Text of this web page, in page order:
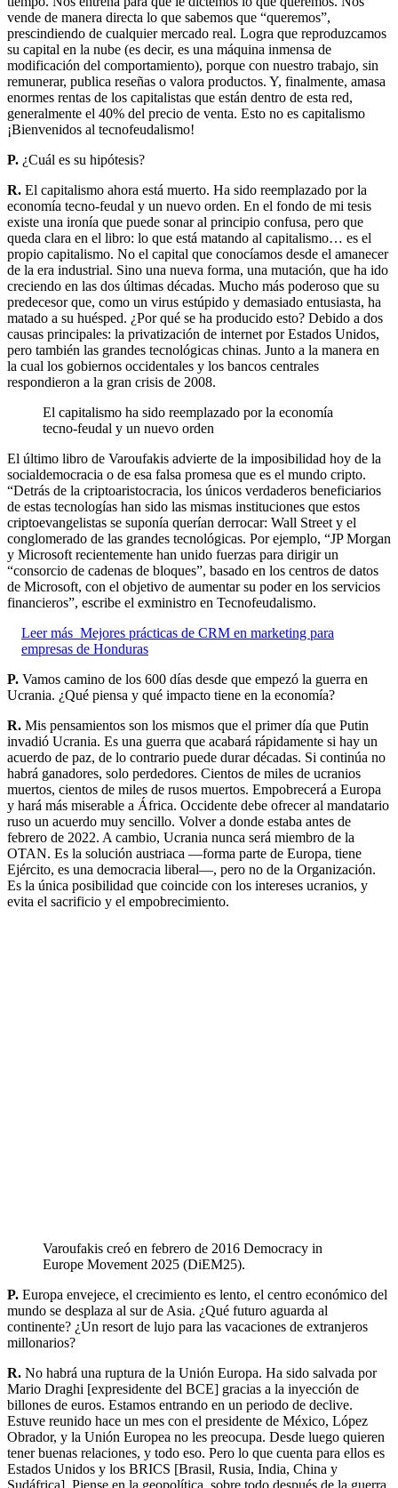
vende de manera directa lo que sabemos que “queremos”,
prescindiendo de cualquier mercado real. Logra que reproduzcamos
su capital en la nube (es decir, es una máquina inmensa de
modificación del comportamiento), porque con nuestro trabajo, sin
remunerar, publica reseñas o valora productos. Y, finalmente, amasa
enormes rentas de los capitalistas que están dentro de esta red,
generalmente el 40% del precio de venta. Esto no es capitalismo
¡Bienvenidos al tecnofeudalismo!
P. ¿Cuál es su hipótesis?
R. El capitalismo ahora está muerto. Ha sido reemplazado por la
economía tecno-feudal y un nuevo orden. En el fondo de mi tesis
existe una ironía que puede sonar al principio confusa, pero que
queda clara en el libro: lo que está matando al capitalismo… es el
propio capitalismo. No el capital que conocíamos desde el amanecer
de la era industrial. Sino una nueva forma, una mutación, que ha ido
creciendo en las dos últimas décadas. Mucho más poderoso que su
predecesor que, como un virus estúpido y demasiado entusiasta, ha
matado a su huésped. ¿Por qué se ha producido esto? Debido a dos
causas principales: la privatización de internet por Estados Unidos,
pero también las grandes tecnológicas chinas. Junto a la manera en
la cual los gobiernos occidentales y los bancos centrales
respondieron a la gran crisis de 2008.
El capitalismo ha sido reemplazado por la economía
tecno-feudal y un nuevo orden
El último libro de Varoufakis advierte de la imposibilidad hoy de la
socialdemocracia o de esa falsa promesa que es el mundo cripto.
“Detrás de la criptoaristocracia, los únicos verdaderos beneficiarios
de estas tecnologías han sido las mismas instituciones que estos
criptoevangelistas se suponía querían derrocar: Wall Street y el
conglomerado de las grandes tecnológicas. Por ejemplo, “JP Morgan
y Microsoft recientemente han unido fuerzas para dirigir un
“consorcio de cadenas de bloques”, basado en los centros de datos
de Microsoft, con el objetivo de aumentar su poder en los servicios
financieros”, escribe el exministro en Tecnofeudalismo.
Leer más Mejores prácticas de CRM en marketing para
empresas de Honduras
P. Vamos camino de los 600 días desde que empezó la guerra en
Ucrania. ¿Qué piensa y qué impacto tiene en la economía?
R. Mis pensamientos son los mismos que el primer día que Putin
invadió Ucrania. Es una guerra que acabará rápidamente si hay un
acuerdo de paz, de lo contrario puede durar décadas. Si continúa no
habrá ganadores, solo perdedores. Cientos de miles de ucranios
muertos, cientos de miles de rusos muertos. Empobrecerá a Europa
y hará más miserable a África. Occidente debe ofrecer al mandatario
ruso un acuerdo muy sencillo. Volver a donde estaba antes de
febrero de 2022. A cambio, Ucrania nunca será miembro de la
OTAN. Es la solución austriaca —forma parte de Europa, tiene
Ejército, es una democracia liberal—, pero no de la Organización.
Es la única posibilidad que coincide con los intereses ucranios, y
evita el sacrificio y el empobrecimiento.
Varoufakis creó en febrero de 2016 Democracy in
Europe Movement 2025 (DiEM25).
P. Europa envejece, el crecimiento es lento, el centro económico del
mundo se desplaza al sur de Asia. ¿Qué futuro aguarda al
continente? ¿Un resort de lujo para las vacaciones de extranjeros
millonarios?
R. No habrá una ruptura de la Unión Europa. Ha sido salvada por
Mario Draghi [expresidente del BCE] gracias a la inyección de
billones de euros. Estamos entrando en un periodo de declive.
Estuve reunido hace un mes con el presidente de México, López
Obrador, y la Unión Europea no les preocupa. Desde luego quieren
tener buenas relaciones, y todo eso. Pero lo que cuenta para ellos es
Estados Unidos y los BRICS [Brasil, Rusia, India, China y